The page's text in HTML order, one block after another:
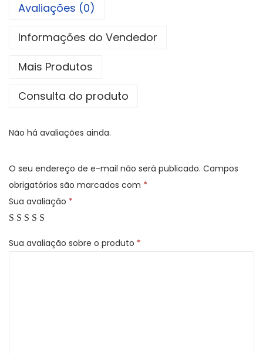
Avaliações (0)
Informações do Vendedor
Mais Produtos
Consulta do produto
Não há avaliações ainda.
O seu endereço de e-mail não será publicado. Campos
obrigatórios são marcados com *
Sua avaliação *
Sua avaliação sobre o produto *